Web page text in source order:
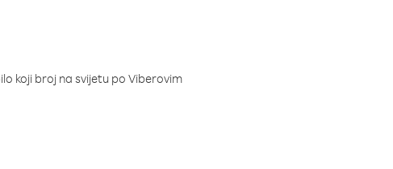
koji broj na svijetu po Viberovim